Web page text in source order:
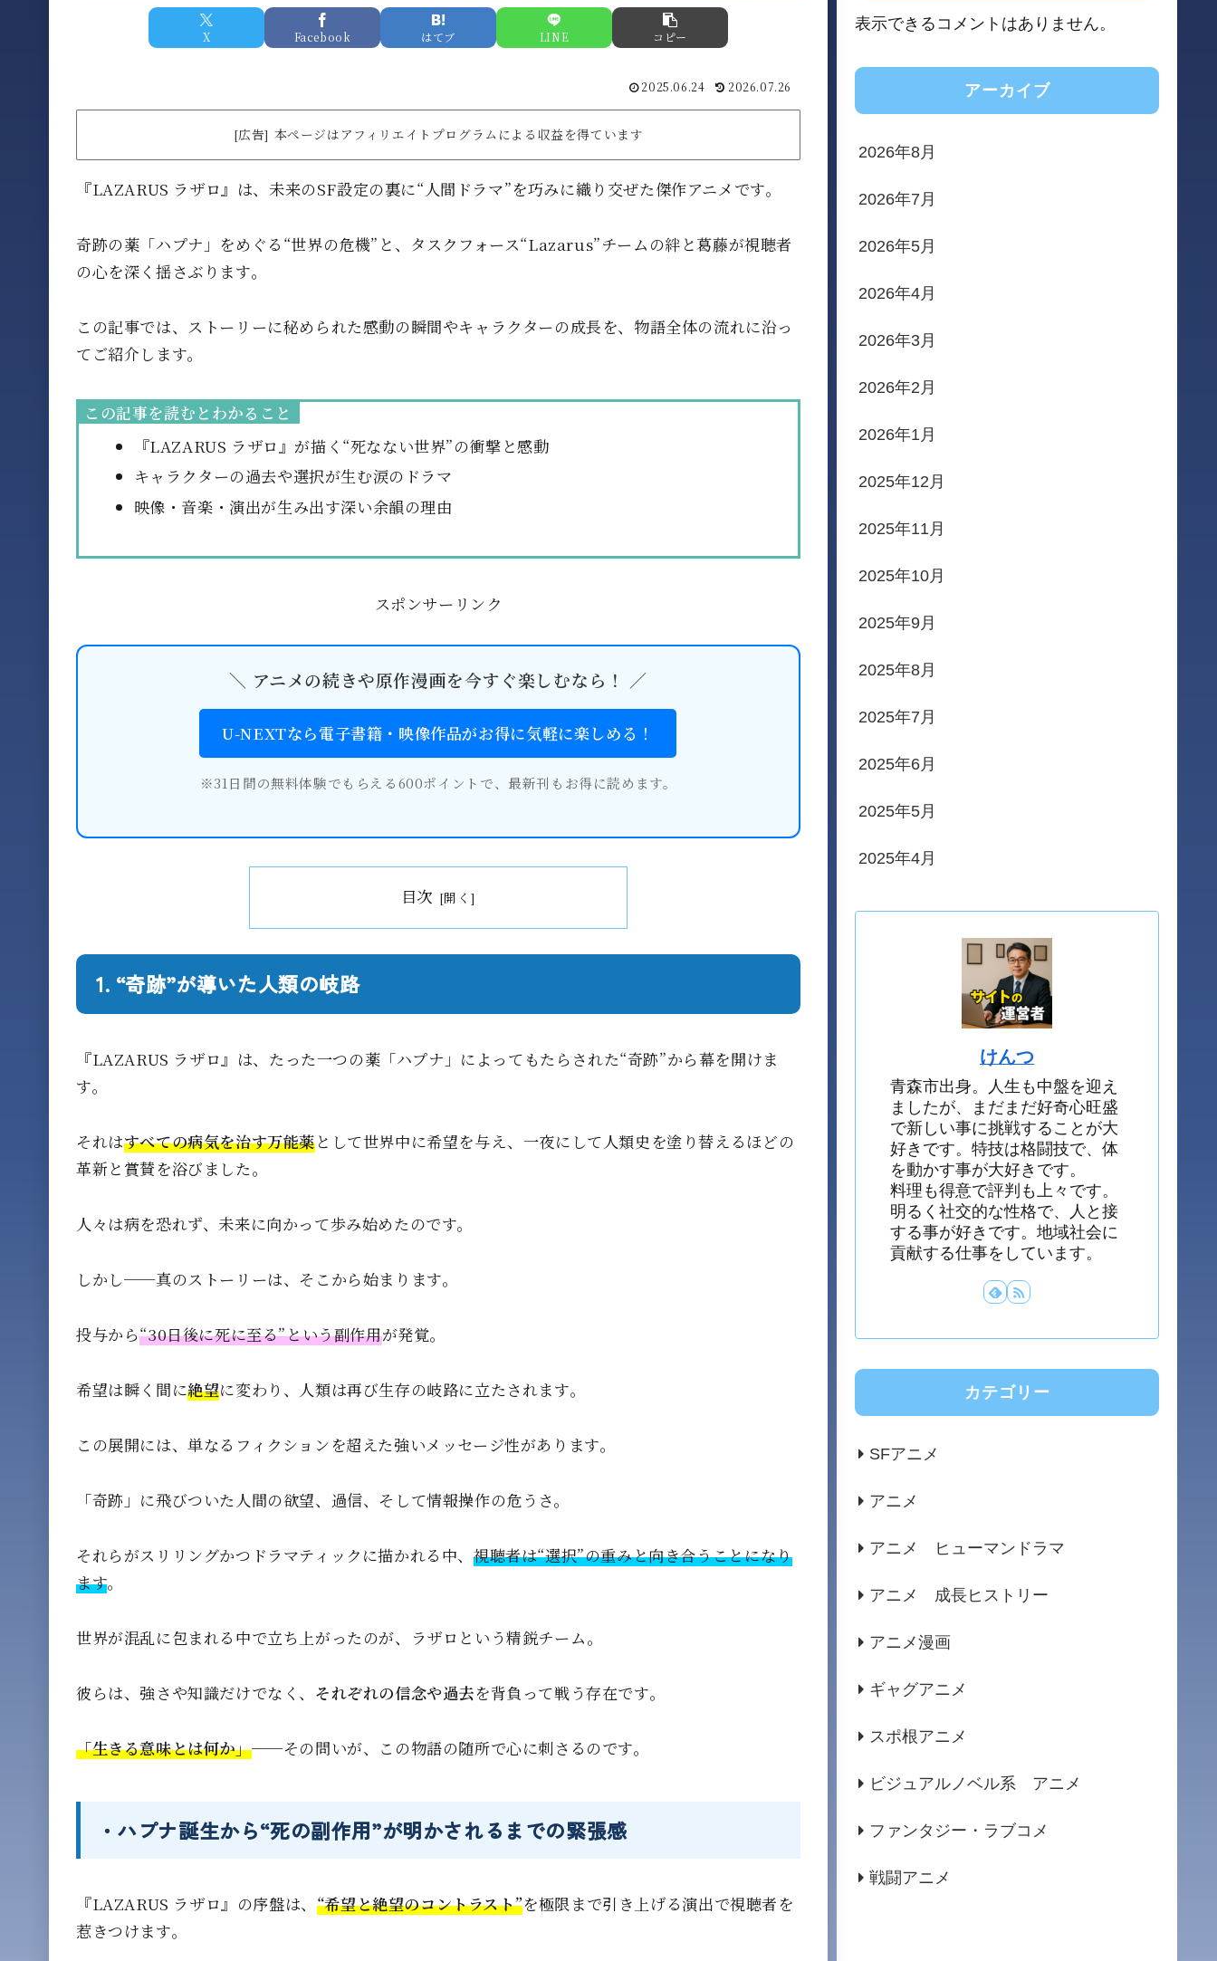
X Facebook はてブ LINE コピー
2025.06.24 2026.07.26
[広告] 本ページはアフィリエイトプログラムによる収益を得ています
『LAZARUS ラザロ』は、未来のSF設定の裏に“人間ドラマ”を巧みに織り交ぜた傑作アニメです。
奇跡の薬「ハプナ」をめぐる“世界の危機”と、タスクフォース“Lazarus”チームの絆と葛藤が視聴者
の心を深く揺さぶります。
この記事では、ストーリーに秘められた感動の瞬間やキャラクターの成長を、物語全体の流れに沿っ
てご紹介します。
この記事を読むとわかること
『LAZARUS ラザロ』が描く“死なない世界”の衝撃と感動
キャラクターの過去や選択が生む涙のドラマ
映像・音楽・演出が生み出す深い余韻の理由
スポンサーリンク
＼ アニメの続きや原作漫画を今すぐ楽しむなら！ ／
U-NEXTなら電子書籍・映像作品がお得に気軽に楽しめる！
※31日間の無料体験でもらえる600ポイントで、最新刊もお得に読めます。
目次
1. “奇跡”が導いた人類の岐路
『LAZARUS ラザロ』は、たった一つの薬「ハプナ」によってもたらされた“奇跡”から幕を開けま
す。
それはすべての病気を治す万能薬として世界中に希望を与え、一夜にして人類史を塗り替えるほどの
革新と賞賛を浴びました。
人々は病を恐れず、未来に向かって歩み始めたのです。
しかし──真のストーリーは、そこから始まります。
投与から“30日後に死に至る”という副作用が発覚。
希望は瞬く間に絶望に変わり、人類は再び生存の岐路に立たされます。
この展開には、単なるフィクションを超えた強いメッセージ性があります。
「奇跡」に飛びついた人間の欲望、過信、そして情報操作の危うさ。
それらがスリリングかつドラマティックに描かれる中、視聴者は“選択”の重みと向き合うことになり
ます。
世界が混乱に包まれる中で立ち上がったのが、ラザロという精鋭チーム。
彼らは、強さや知識だけでなく、 それぞれの信念や過去を背負って戦う存在です。
「生きる意味とは何か」──その問いが、この物語の随所で心に刺さるのです。
・ハプナ誕生から“死の副作用”が明かされるまでの緊張感
『LAZARUS ラザロ』の序盤は、 “希望と絶望のコントラスト”を極限まで引き上げる演出で視聴者を
惹きつけます。
表示できるコメントはありません。
アーカイブ
2026年8月
2026年7月
2026年5月
2026年4月
2026年3月
2026年2月
2026年1月
2025年12月
2025年11月
2025年10月
2025年9月
2025年8月
2025年7月
2025年6月
2025年5月
2025年4月
けんつ
青森市出身。人生も中盤を迎え
ましたが、まだまだ好奇心旺盛
で新しい事に挑戦することが大
好きです。特技は格闘技で、体
を動かす事が大好きです。
料理も得意で評判も上々です。
明るく社交的な性格で、人と接
する事が好きです。地域社会に
貢献する仕事をしています。
カテゴリー
SFアニメ
アニメ
アニメ ヒューマンドラマ
アニメ 成長ヒストリー
アニメ漫画
ギャグアニメ
スポ根アニメ
ビジュアルノベル系 アニメ
ファンタジー・ラブコメ
戦闘アニメ